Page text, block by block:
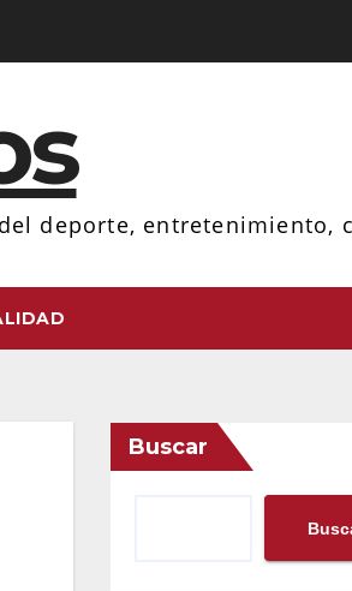
deporte, entretenimiento,
Buscar